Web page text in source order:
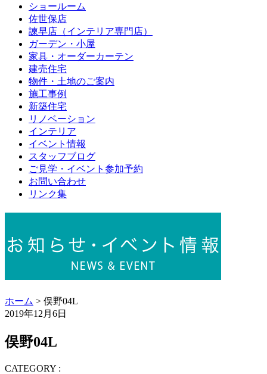
ショールーム
佐世保店
諫早店（インテリア専門店）
ガーデン・小屋
家具・オーダーカーテン
建売住宅
物件・土地のご案内
施工事例
新築住宅
リノベーション
インテリア
イベント情報
スタッフブログ
ご見学・イベント参加予約
お問い合わせ
リンク集
ホーム > 俣野04L
2019年12月6日
俣野04L
CATEGORY :